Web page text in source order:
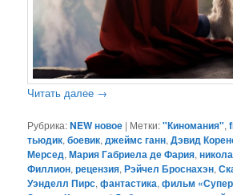
Читать далее →
Рубрика:NEW новое | Метки:"Киномания",
тьюдик,боевик,джеймс ганн,Дэвид
Мерсед,Мария Габриела де Фария,
Филлион,рецензия,Рэйчел Броснахэн,
Уэнделл Пирс,фантастика,фильм